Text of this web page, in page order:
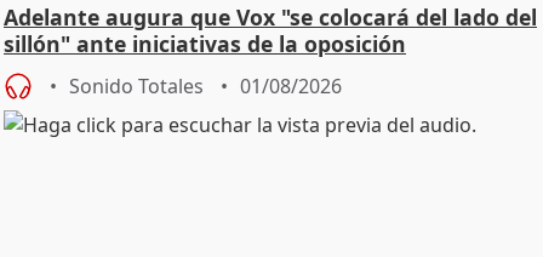
Adelante augura que Vox "se colocará del lado del
sillón" ante iniciativas de la oposición
Sonido Totales 01/08/2026